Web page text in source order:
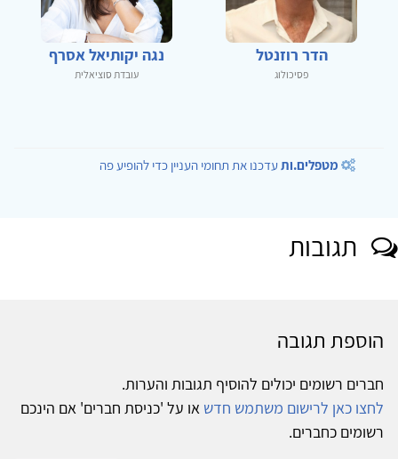
הדר רוזנטל
פסיכולוג
נגה יקותיאל אסרף
עובדת סוציאלית
מטפלים.ותעדכנו את תחומי העניין כדי להופיע פה
תגובות
הוספת תגובה
חברים רשומים יכולים להוסיף תגובות והערות.
לחצו כאן לרישום משתמש חדש או על 'כניסת חברים' אם הינכם
רשומים כחברים.